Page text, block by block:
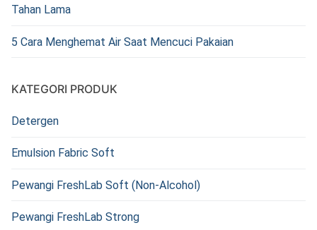
Tahan Lama
5 Cara Menghemat Air Saat Mencuci Pakaian
KATEGORI PRODUK
Detergen
Emulsion Fabric Soft
Pewangi FreshLab Soft (Non-Alcohol)
Pewangi FreshLab Strong